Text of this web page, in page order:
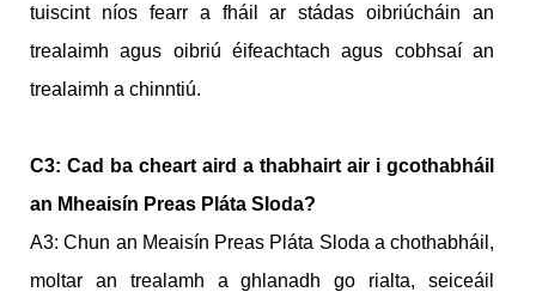
tuiscint níos fearr a fháil ar stádas oibriúcháin an
trealaimh agus oibriú éifeachtach agus cobhsaí an
trealaimh a chinntiú.
C3: Cad ba cheart aird a thabhairt air i gcothabháil
an Mheaisín Preas Pláta Sloda?
A3: Chun an Meaisín Preas Pláta Sloda a chothabháil,
moltar an trealamh a ghlanadh go rialta, seiceáil